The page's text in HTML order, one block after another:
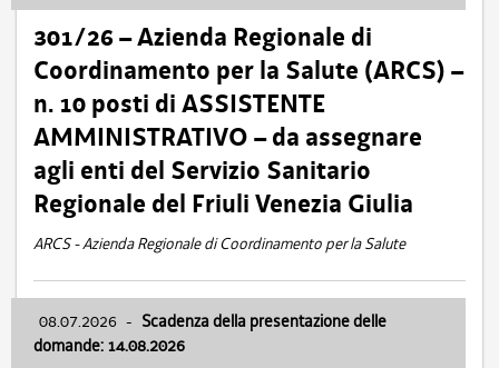
301/26 – Azienda Regionale di
Coordinamento per la Salute (ARCS) –
n. 10 posti di ASSISTENTE
AMMINISTRATIVO – da assegnare
agli enti del Servizio Sanitario
Regionale del Friuli Venezia Giulia
ARCS - Azienda Regionale di Coordinamento per la Salute
08.07.2026 - Scadenza della presentazione delle
domande: 14.08.2026